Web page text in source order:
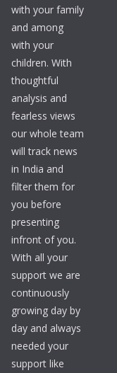
with your family
and among
with your
children. With
thoughtful
analysis and
fearless views
our whole team
will track news
in India and
filter them for
you before
presenting
infront of you.
With all your
support we are
continuously
growing day by
day and always
needed your
support like